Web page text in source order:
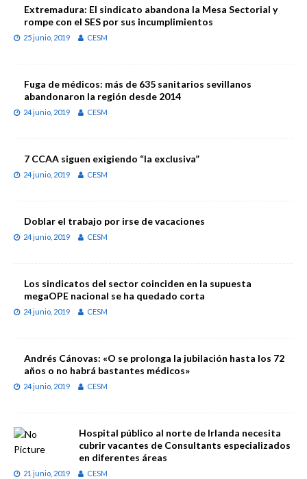
Extremadura: El sindicato abandona la Mesa Sectorial y
rompe con el SES por sus incumplimientos
25 junio, 2019 CESM
Fuga de médicos: más de 635 sanitarios sevillanos
abandonaron la región desde 2014
24 junio, 2019 CESM
7 CCAA siguen exigiendo “la exclusiva”
24 junio, 2019 CESM
Doblar el trabajo por irse de vacaciones
24 junio, 2019 CESM
Los sindicatos del sector coinciden en la supuesta
megaOPE nacional se ha quedado corta
24 junio, 2019 CESM
Andrés Cánovas: «O se prolonga la jubilación hasta los 72
años o no habrá bastantes médicos»
24 junio, 2019 CESM
Hospital público al norte de Irlanda necesita
cubrir vacantes de Consultants especializados
en diferentes áreas
21 junio, 2019 CESM